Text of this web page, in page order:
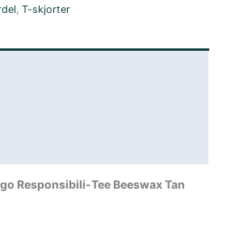
,T-skjorter
Responsibili-Tee Beeswax Tan